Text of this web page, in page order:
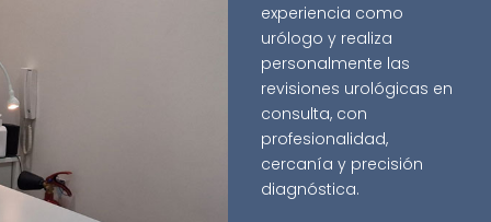
experiencia como
urólogo y realiza
personalmente las
revisiones urológicas en
consulta, con
profesionalidad,
cercanía y precisión
diagnóstica.